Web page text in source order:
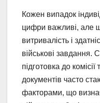
Кожен випадок
цифри важливі, але
витривалість і
військові завдання.
підготовка до
документів часто
факторами, що